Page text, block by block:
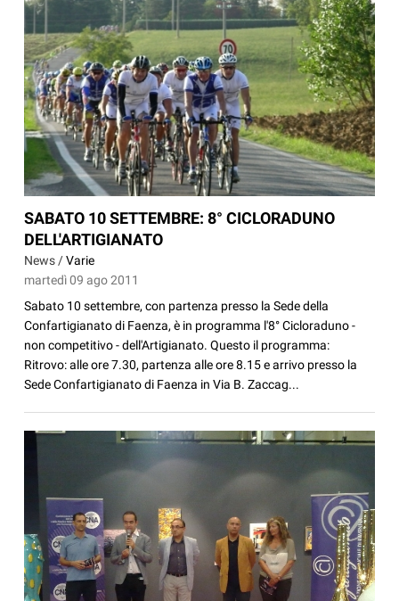
SABATO 10 SETTEMBRE: 8° CICLORADUNO
DELL'ARTIGIANATO
News /Varie
martedì 09 ago 2011
Sabato 10 settembre, con partenza presso la Sede della
Confartigianato di Faenza, è in programma l'8° Cicloraduno -
non competitivo - dell'Artigianato. Questo il programma:
Ritrovo: alle ore 7.30, partenza alle ore 8.15 e arrivo presso la
Sede Confartigianato di Faenza in Via B. Zaccag...